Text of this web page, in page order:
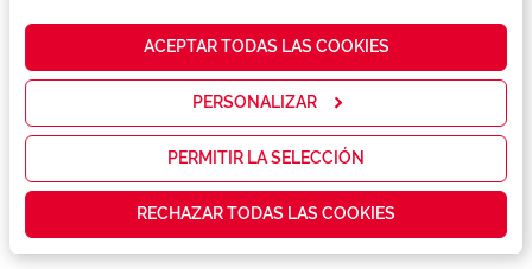
cómo mejorar
servicios y
las
que realmente
contenidos
personalizados
ACEPTAR TODAS LAS COOKIES
PERSONALIZAR
PERMITIR LA SELECCIÓN
RECHAZAR TODAS LAS COOKIES
Detalhes
Marca
Garantias e serviços exclusivos